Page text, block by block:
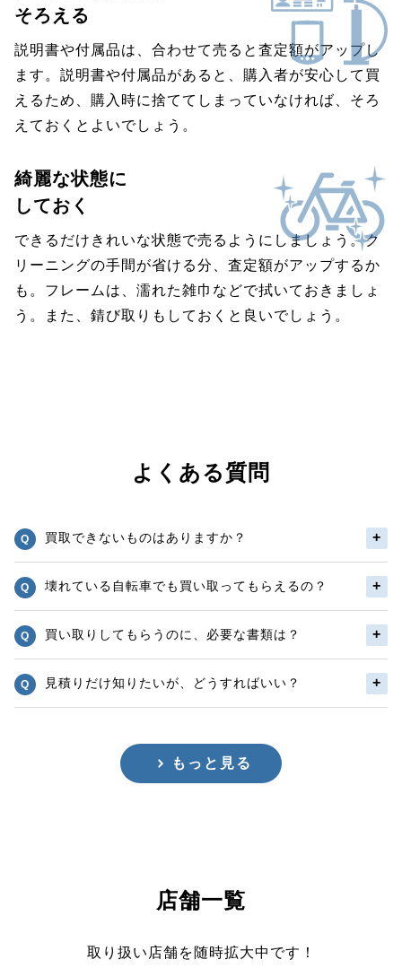
そろえる
説明書や付属品は、合わせて売ると査定額がアップし
ます。説明書や付属品があると、購入者が安心して買
えるため、購入時に捨ててしまっていなければ、そろ
えておくとよいでしょう。
綺麗な状態に
しておく
できるだけきれいな状態で売るようにしましょう。ク
リーニングの手間が省ける分、査定額がアップするか
も。フレームは、濡れた雑巾などで拭いておきましょ
う。また、錆び取りもしておくと良いでしょう。
よくある質問
買取できないものはありますか？
壊れている自転車でも買い取ってもらえるの？
買い取りしてもらうのに、必要な書類は？
見積りだけ知りたいが、どうすればいい？
もっと見る
店舗一覧
取り扱い店舗を随時拡大中です！